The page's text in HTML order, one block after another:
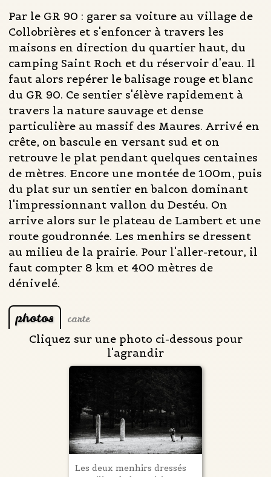
Par le GR 90 : garer sa voiture au village de
Collobrières et s'enfoncer à travers les
maisons en direction du quartier haut, du
camping Saint Roch et du réservoir d'eau. Il
faut alors repérer le balisage rouge et blanc
du GR 90. Ce sentier s'élève rapidement à
travers la nature sauvage et dense
particulière au massif des Maures. Arrivé en
crête, on bascule en versant sud et on
retrouve le plat pendant quelques centaines
de mètres. Encore une montée de 100m, puis
du plat sur un sentier en balcon dominant
l'impressionnant vallon du Destéu. On
arrive alors sur le plateau de Lambert et une
route goudronnée. Les menhirs se dressent
au milieu de la prairie. Pour l'aller-retour, il
faut compter 8 km et 400 mètres de
dénivelé.
photos carte
Cliquez sur une photo ci-dessous pour
l'agrandir
Les deux menhirs dressés